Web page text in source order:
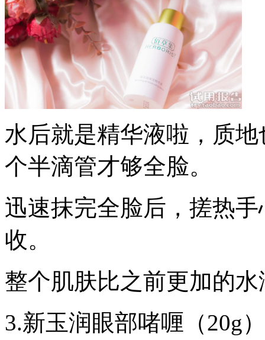
水后就是精华液啦，质
个半滴管才够全脸。
迅速抹完全脸后，搓热
收。
整个肌肤比之前更加的水
3.新玉润眼部啫喱（20g）